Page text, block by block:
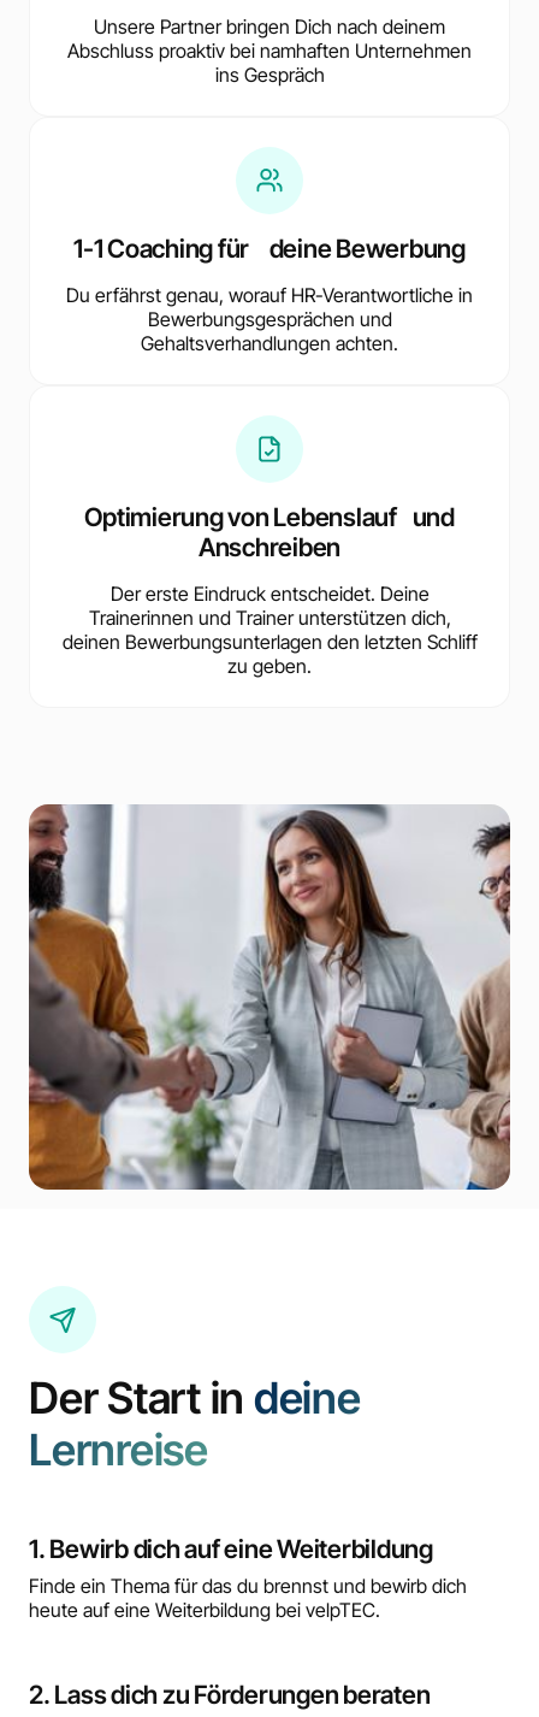
Unsere Partner bringen Dich nach deinem
Abschluss proaktiv bei namhaften Unternehmen
ins Gespräch
1-1 Coaching für deine Bewerbung
Du erfährst genau, worauf HR-Verantwortliche in
Bewerbungsgesprächen und
Gehaltsverhandlungen achten.
Optimierung von Lebenslauf und
Anschreiben
Der erste Eindruck entscheidet. Deine
Trainerinnen und Trainer unterstützen dich,
deinen Bewerbungsunterlagen den letzten Schliff
zu geben.
Der Start in deine
Lernreise
1. Bewirb dich auf eine Weiterbildung
Finde ein Thema für das du brennst und bewirb dich
heute auf eine Weiterbildung bei velpTEC.
2. Lass dich zu Förderungen beraten